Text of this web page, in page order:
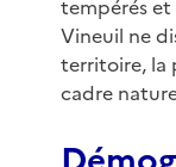
tempérés et
Vineuil ne
territoire, la
cadre